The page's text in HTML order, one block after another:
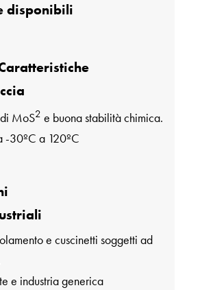
disponibili
MoS2 e buona stabilità chimica.
-30ºC a 120ºC
e cuscinetti soggetti ad
e industria generica